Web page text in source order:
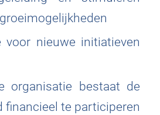
nieuwe initiatieven
organisatie bestaat de
financieel te participeren